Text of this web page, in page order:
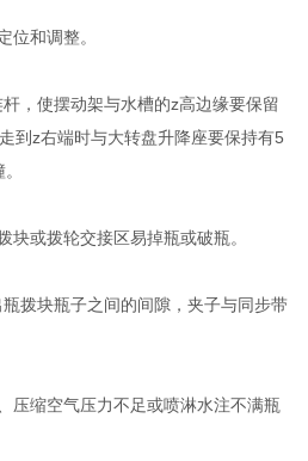
位和调整。
，使摆动架与水槽的z高边缘要保留
到z右端时与大转盘升降座要保持有5
块或拨轮交接区易掉瓶或破瓶。
拨块瓶子之间的间隙，夹子与同步带
压缩空气压力不足或喷淋水注不满瓶